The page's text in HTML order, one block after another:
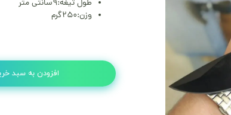
طول تیغه:۹سانتی متر
وزن:۲۵۰گرم
افزودن به سبد